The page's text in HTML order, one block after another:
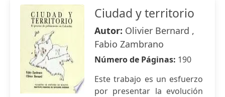
Ciudad y territorio
Autor: Olivier Bernard ,
Fabio Zambrano
Número de Páginas: 190
Este trabajo es un esfuerzo
por presentar la evolución